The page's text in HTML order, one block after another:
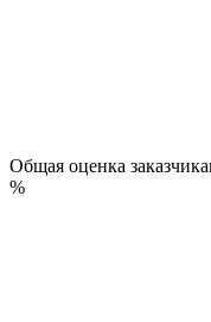
Общая оценка
%